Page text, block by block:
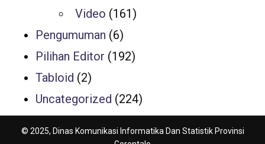
Video (161)
Pengumuman (6)
Pilihan Editor (192)
Tabloid (2)
Uncategorized (224)
© 2025, Dinas Komunikasi Informatika Dan Statistik Provinsi